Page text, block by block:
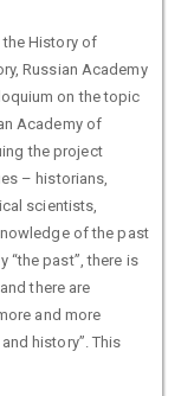
the History of
Russian Academy
on the topic
Academy of
the project
– historians,
scientists,
of the past
“the past”, there is
there are
and more
history”. This